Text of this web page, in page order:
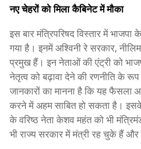
नए चेहरों को मिला कैबिनेट में मौका
इस बार मंत्रिपरिषद विस्तार में
गया है। इनमें अश्विनी रे सरकार,
प्रमुख हैं। इन नेताओं की एंट्री को
नेतृत्व को बढ़ावा देने की रणनीति के
जानकारों का मानना है कि यह फैसला
करने में अहम साबित हो सकता है।
के वरिष्ठ नेता केशव महंत को भी
भी राज्य सरकार में मंत्री रह चुके हैं